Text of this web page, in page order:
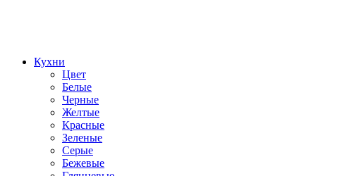
Кухни
Цвет
Белые
Черные
Желтые
Красные
Зеленые
Серые
Бежевые